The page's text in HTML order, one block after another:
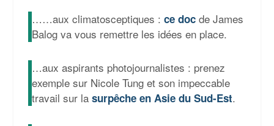
……aux climatosceptiques : ce docde James
Balog va vous remettre les idées en place.
…aux aspirants photojournalistes : prenez
exemple sur Nicole Tung et son impeccable
travail sur la surpêche en Asie du Sud-Est.